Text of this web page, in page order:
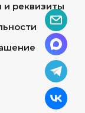
и реквизиты